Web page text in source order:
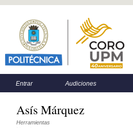
Menú principal
Menú secundario
Entrar Audiciones
Asís Márquez
Herramientas